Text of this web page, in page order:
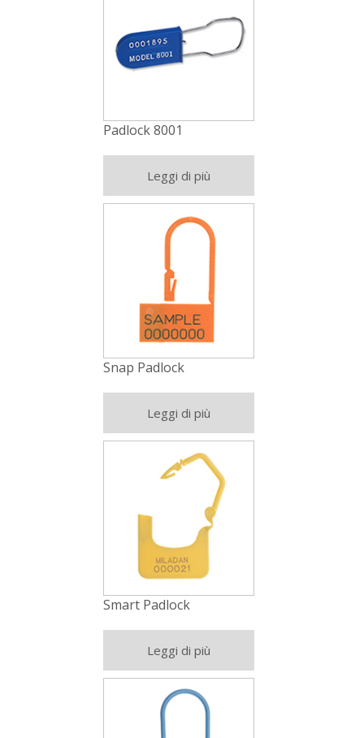
Padlock 8001
Leggi di più
Snap Padlock
Leggi di più
Smart Padlock
Leggi di più